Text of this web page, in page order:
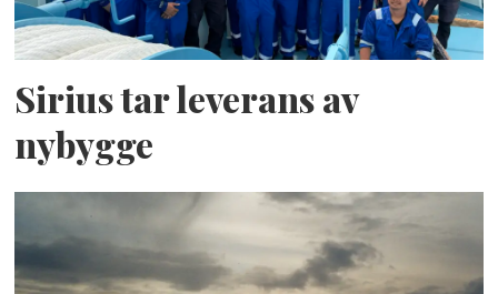
Sirius tar leverans av
nybygge